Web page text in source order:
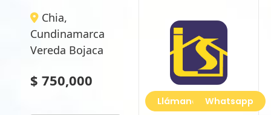
Chia,
Cundinamarca
Vereda Bojaca
$ 750,000
Llámanos Whatsapp